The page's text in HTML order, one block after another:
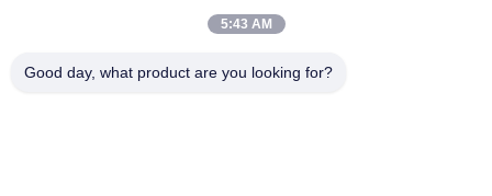
5:43 AM
Good day, what product are you looking for?